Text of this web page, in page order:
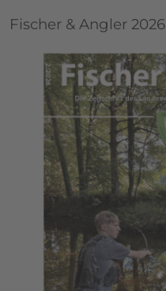
Fischer & Angler 2026